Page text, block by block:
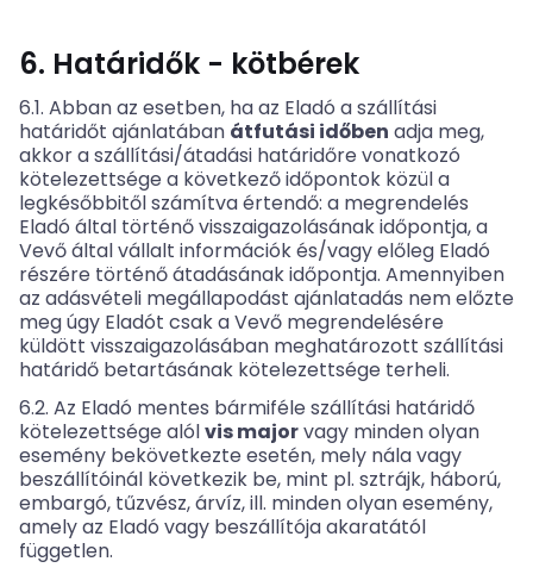
6. Határidők - kötbérek
6.1. Abban az esetben, ha az Eladó a szállítási
határidőt ajánlatában átfutási időben adja meg,
akkor a szállítási/átadási határidőre vonatkozó
kötelezettsége a következő időpontok közül a
legkésőbbitől számítva értendő: a megrendelés
Eladó által történő visszaigazolásának időpontja, a
Vevő által vállalt információk és/vagy előleg Eladó
részére történő átadásának időpontja. Amennyiben
az adásvételi megállapodást ajánlatadás nem előzte
meg úgy Eladót csak a Vevő megrendelésére
küldött visszaigazolásában meghatározott szállítási
határidő betartásának kötelezettsége terheli.
6.2. Az Eladó mentes bármiféle szállítási határidő
kötelezettsége alólvis majorvagy minden olyan
esemény bekövetkezte esetén, mely nála vagy
beszállítóinál következik be, mint pl. sztrájk, háború,
embargó, tűzvész, árvíz, ill. minden olyan esemény,
amely az Eladó vagy beszállítója akaratától
független.